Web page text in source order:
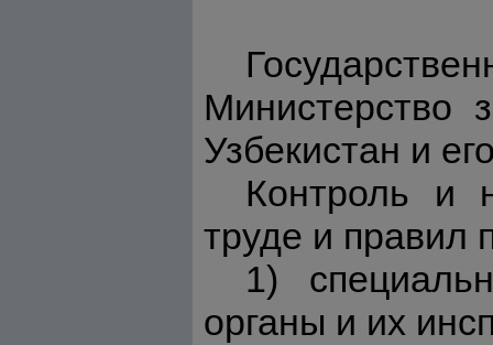
Министерство
Узбекистан и
Контроль и
труде и правил
1)
органы и их